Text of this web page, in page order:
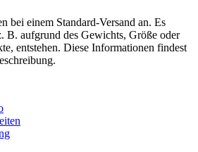
bei einem Standard-Versand an. Es
B. aufgrund des Gewichts, Größe oder
entstehen. Diese Informationen findest